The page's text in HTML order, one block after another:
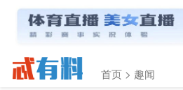
首页 > 趣闻